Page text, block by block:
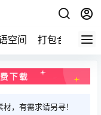
空间 打包合集 关
，有需求请另寻！